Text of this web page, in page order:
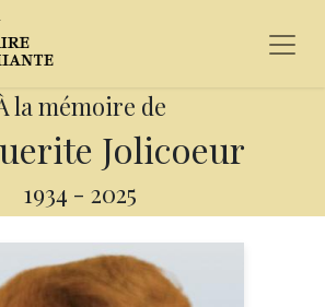
la mémoire de
Jolicoeur
1934 - 2025